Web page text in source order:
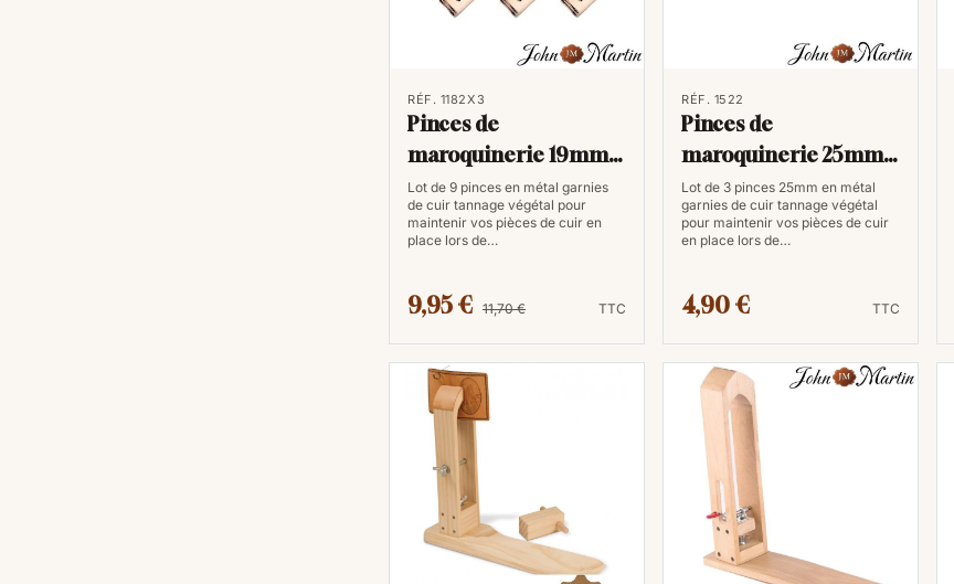
RÉF. 1182X3
Pinces de
maroquinerie 19mm
(9 pièces)
Lot de 9 pinces en métal garnies
de cuir tannage végétal pour
maintenir vos pièces de cuir en
place lors de…
9,95 € 11,70 € TTC
RÉF. 1522
Pinces de
maroquinerie 25mm
(3 pièces)
Lot de 3 pinces 25mm en métal
garnies de cuir tannage végétal
pour maintenir vos pièces de cuir
en place lors de…
4,90 € TTC